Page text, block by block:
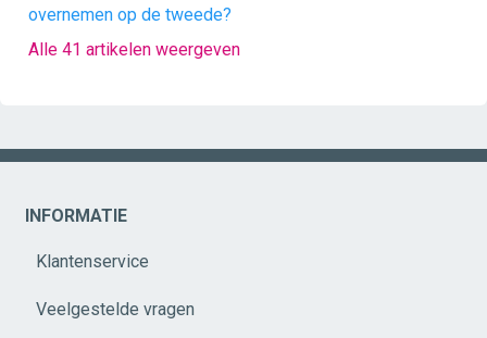
overnemen op de tweede?
Alle 41 artikelen weergeven
INFORMATIE
Klantenservice
Veelgestelde vragen